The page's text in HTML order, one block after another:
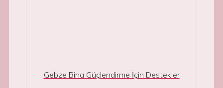
Gebze Bina Güçlendirme İçin Destekler